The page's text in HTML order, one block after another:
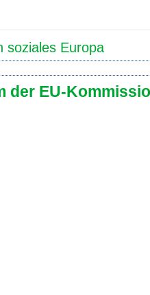
soziales Europa
der EU-